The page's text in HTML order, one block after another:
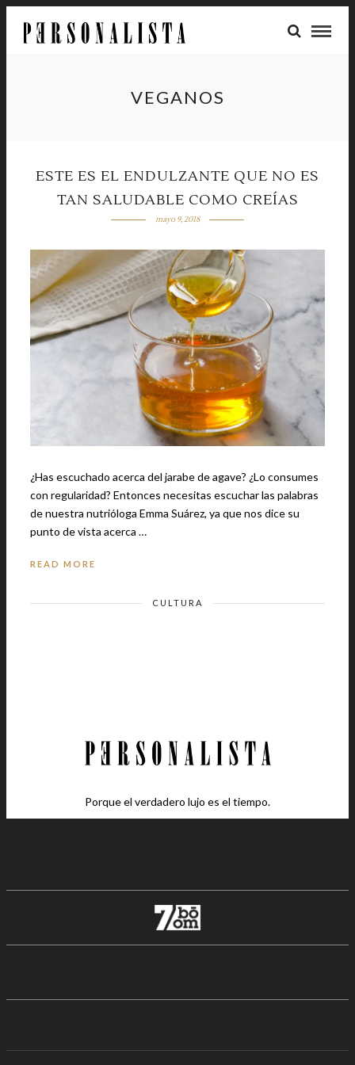
VEGANOS
ESTE ES EL ENDULZANTE QUE NO ES
TAN SALUDABLE COMO CREÍAS
mayo 9, 2018
¿Has escuchado acerca del jarabe de agave? ¿Lo consumes
con regularidad? Entonces necesitas escuchar las palabras
de nuestra nutrióloga Emma Suárez, ya que nos dice su
punto de vista acerca …
READ MORE
CULTURA
Porque el verdadero lujo es el tiempo.